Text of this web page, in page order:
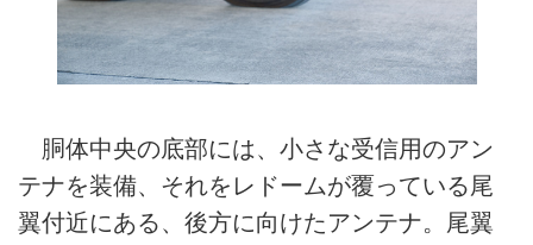
胴体中央の底部には、小さな受信用のアン
テナを装備、それをレドームが覆っている尾
翼付近にある、後方に向けたアンテナ。尾翼